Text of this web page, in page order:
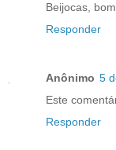
Beijocas,
Responder
Anônimo 5
Este
Responder